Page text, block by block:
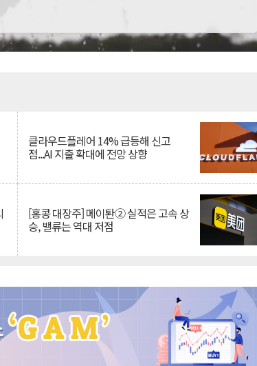
클라우드플레어 14% 급등해 신고
점...AI 지출 확대에 전망 상향
[홍콩 대장주] 메이퇀② 실적은 고속 상
승, 밸류는 역대 저점